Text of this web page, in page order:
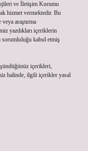
ve İletişim Kurumu
hizmet vermektedir. Bu
araştırma
yazdıkları içeriklerin
sorumluluğu kabul etmiş
içerikleri,
halinde, ilgili içerikler yasal